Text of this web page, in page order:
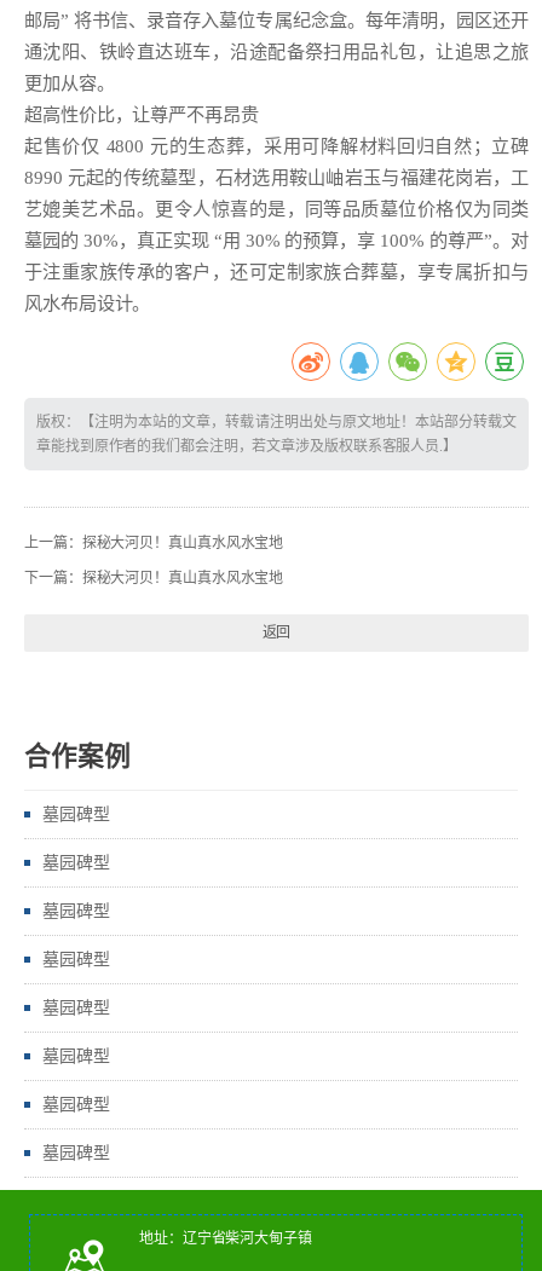
邮局” 将书信、录音存入墓位专属纪念盒。每年清明，园区还开
通沈阳、铁岭直达班车，沿途配备祭扫用品礼包，让追思之旅
更加从容。
超高性价比，让尊严不再昂贵
起售价仅 4800 元的生态葬，采用可降解材料回归自然；立碑
8990 元起的传统墓型，石材选用鞍山岫岩玉与福建花岗岩，工
艺媲美艺术品。更令人惊喜的是，同等品质墓位价格仅为同类
墓园的 30%，真正实现 “用 30% 的预算，享 100% 的尊严”。对
于注重家族传承的客户，还可定制家族合葬墓，享专属折扣与
风水布局设计。
版权：【注明为本站的文章，转载请注明出处与原文地址！本站部分转载文
章能找到原作者的我们都会注明，若文章涉及版权联系客服人员.】
上一篇： 探秘大河贝！真山真水风水宝地
下一篇： 探秘大河贝！真山真水风水宝地
返回
合作案例
墓园碑型
墓园碑型
墓园碑型
墓园碑型
墓园碑型
墓园碑型
墓园碑型
墓园碑型
地址：辽宁省柴河大甸子镇